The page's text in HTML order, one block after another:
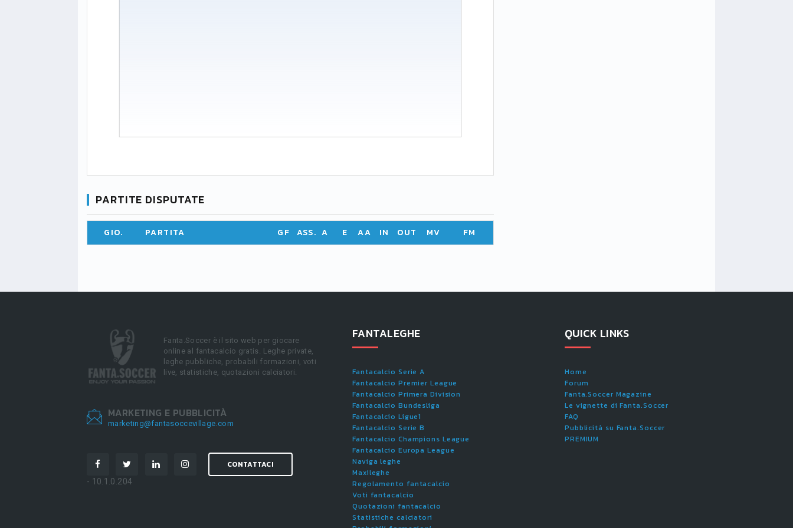
PARTITE DISPUTATE
GIO. PARTITA GF ASS. A E AA IN OUT MV FM
Fanta.Soccer è il sito web per giocare
online al fantacalcio gratis. Leghe private,
leghe pubbliche, probabili formazioni, voti
live, statistiche, quotazioni calciatori.
MARKETING E PUBBLICITÀ
marketing@fantasoccevillage.com
CONTATTACI
- 10.1.0.204
FANTALEGHE
Fantacalcio Serie A
Fantacalcio Premier League
Fantacalcio Primera Division
Fantacalcio Bundesliga
Fantacalcio Ligue1
Fantacalcio Serie B
Fantacalcio Champions League
Fantacalcio Europa League
Naviga leghe
Maxileghe
Regolamento fantacalcio
Voti fantacalcio
Quotazioni fantacalcio
Statistiche calciatori
QUICK LINKS
Home
Forum
Fanta.Soccer Magazine
Le vignette di Fanta.Soccer
FAQ
Pubblicità su Fanta.Soccer
PREMIUM